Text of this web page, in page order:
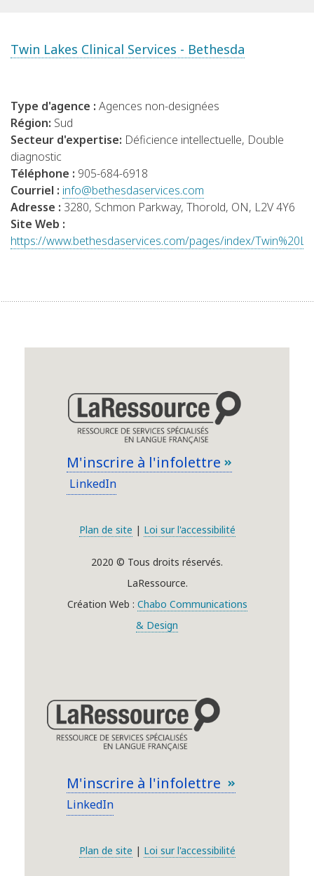
Twin Lakes Clinical Services - Bethesda
Type d'agence : Agences non-designées
Région: Sud
Secteur d'expertise: Déficience intellectuelle, Double
diagnostic
Téléphone : 905-684-6918
Courriel : info@bethesdaservices.com
Adresse : 3280, Schmon Parkway, Thorold, ON, L2V 4Y6
Site Web :
https://www.bethesdaservices.com/pages/index/
M'inscrire à l'infolettre
LinkedIn
Plan de site | Loi sur l'accessibilité
2020 © Tous droits réservés.
LaRessource.
Création Web : Chabo Communications
& Design
M'inscrire à l'infolettre
LinkedIn
Plan de site | Loi sur l'accessibilité